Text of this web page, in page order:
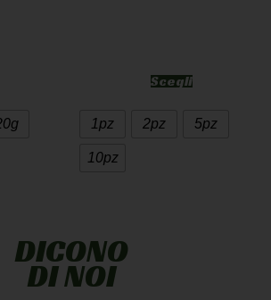
Scegli
1pz 2pz 5pz
10pz
DICONO
DI NOI